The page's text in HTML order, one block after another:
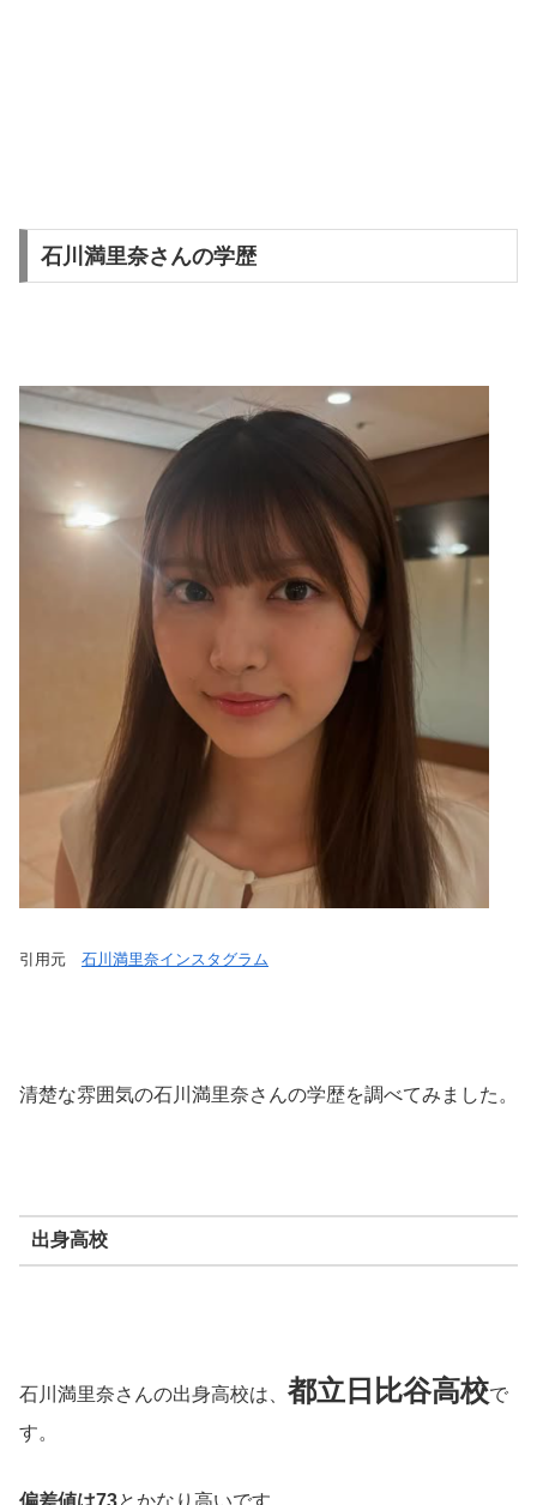
石川満里奈さんの学歴
引用元 石川満里奈インスタグラム
清楚な雰囲気の石川満里奈さんの学歴を調べてみました。
出身高校
石川満里奈さんの出身高校は、 都立日比谷高校で
す。